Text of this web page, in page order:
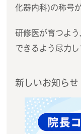
化器内科)の称号
研修医が育つよ
できるよう尽力し
新しいお知らせ